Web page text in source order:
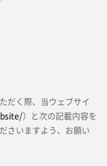
だく際、当ウェブサイ
）と次の記載内容を
さいますよう、お願い